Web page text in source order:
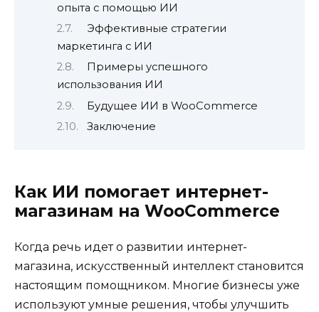
опыта с помощью ИИ
Эффективные стратегии
маркетинга с ИИ
Примеры успешного
использования ИИ
Будущее ИИ в WooCommerce
Заключение
Как ИИ помогает интернет-
магазинам на WooCommerce
Когда речь идет о развитии интернет-
магазина, искусственный интеллект становится
настоящим помощником. Многие бизнесы уже
используют умные решения, чтобы улучшить